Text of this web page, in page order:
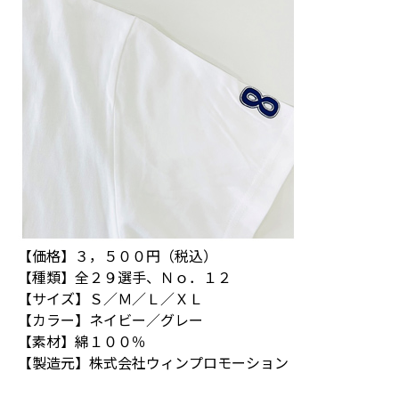
【価格】３，５００円（税込）
【種類】全２９選手、Ｎｏ．１２
【サイズ】Ｓ／Ｍ／Ｌ／ＸＬ
【カラー】ネイビー／グレー
【素材】綿１００％
【製造元】株式会社ウィンプロモーション